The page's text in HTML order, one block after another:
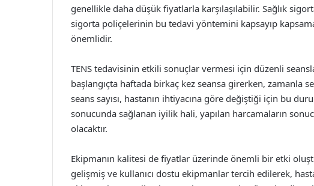
genellikle daha düşük fiyatlarla karşılaşılabilir. Sağlık
sigorta poliçelerinin bu tedavi yöntemini kapsayıp
önemlidir.
TENS tedavisinin etkili sonuçlar vermesi için düzenli
başlangıçta haftada birkaç kez seansa girerken, zamanla
seans sayısı, hastanın ihtiyacına göre değiştiği için bu
sonucunda sağlanan iyilik hali, yapılan harcamaların
olacaktır.
Ekipmanın kalitesi de fiyatlar üzerinde önemli bir etki
gelişmiş ve kullanıcı dostu ekipmanlar tercih edilerek,